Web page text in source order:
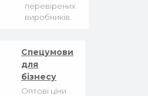
перевірених
виробників.
Спецумови
для
бізнесу
Оптові ціни